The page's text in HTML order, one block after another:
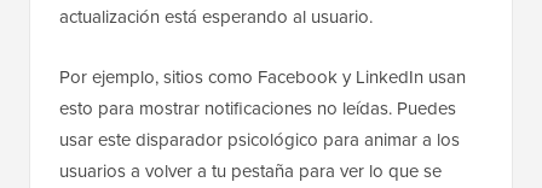
actualización está esperando al usuario.
Por ejemplo, sitios como Facebook y LinkedIn usan
esto para mostrar notificaciones no leídas. Puedes
usar este disparador psicológico para animar a los
usuarios a volver a tu pestaña para ver lo que se